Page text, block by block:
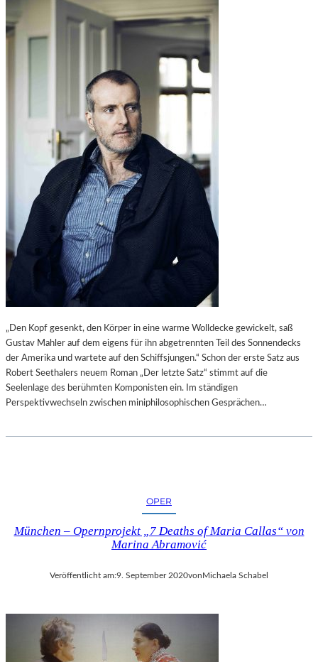
„Den Kopf gesenkt, den Körper in eine warme Wolldecke gewickelt, saß
Gustav Mahler auf dem eigens für ihn abgetrennten Teil des Sonnendecks
der Amerika und wartete auf den Schiffsjungen.“ Schon der erste Satz aus
Robert Seethalers neuem Roman „Der letzte Satz“ stimmt auf die
Seelenlage des berühmten Komponisten ein. Im ständigen
Perspektivwechseln zwischen miniphilosophischen Gesprächen…
OPER
München – Opernprojekt „7 Deaths of Maria Callas“ von
Marina Abramović
Veröffentlicht am:9. September 2020vonMichaela Schabel